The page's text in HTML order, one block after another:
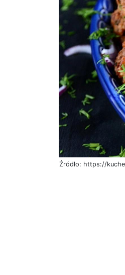
Źródło: https://